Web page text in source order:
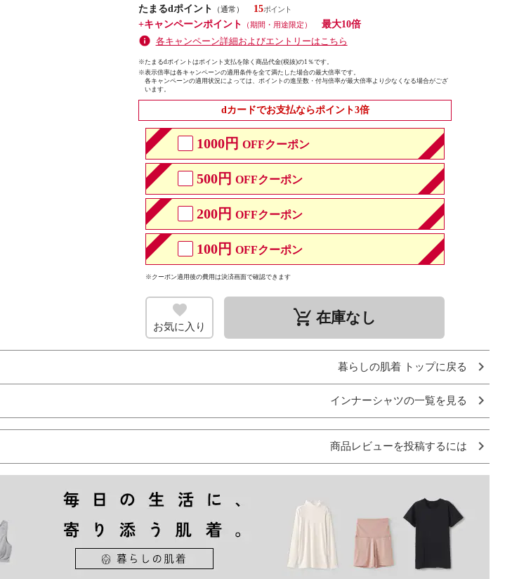
たまるdポイント
（通常）
15
+キャンペーンポイント
（期間・用途限定）
最大10倍
各キャンペーン詳細およびエントリーはこちら
※たまるdポイントはポイント支払を除く商品代金(税抜)の1％です。
※表示倍率は各キャンペーンの適用条件を全て満たした場合の最大倍率です。
各キャンペーンの適用状況によっては、ポイントの進呈数・付与倍率が最大倍率より少なくなる場合がござ
います。
dカードでお支払ならポイント3倍
1000円 OFFクーポン
500円 OFFクーポン
200円 OFFクーポン
100円 OFFクーポン
※クーポン適用後の費用は決済画面で確認できます
お気に入り remove_shopping_cart 在庫なし
暮らしの肌着 トップに戻る
インナーシャツの一覧を見る
商品レビューを投稿するには